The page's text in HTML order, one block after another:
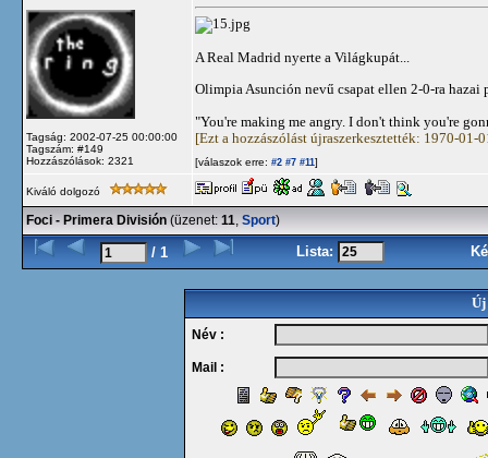
Tagság: 2002-07-25 00:00:00
Tagszám: #149
Hozzászólások: 2321
A Real Madrid nyerte a Világkupát...
Olimpia Asunción nevű csapat ellen 2-0-ra
"You're making me angry. I don't think you're
[Ezt a hozzászólást újraszerkesztették: 1970-01-
[válaszok erre: #2 #7 #11]
Kiváló dolgozó
Foci - Primera División (üzenet: 11, Sport)
/ 1 Lista:
Új
Név :
Mail :